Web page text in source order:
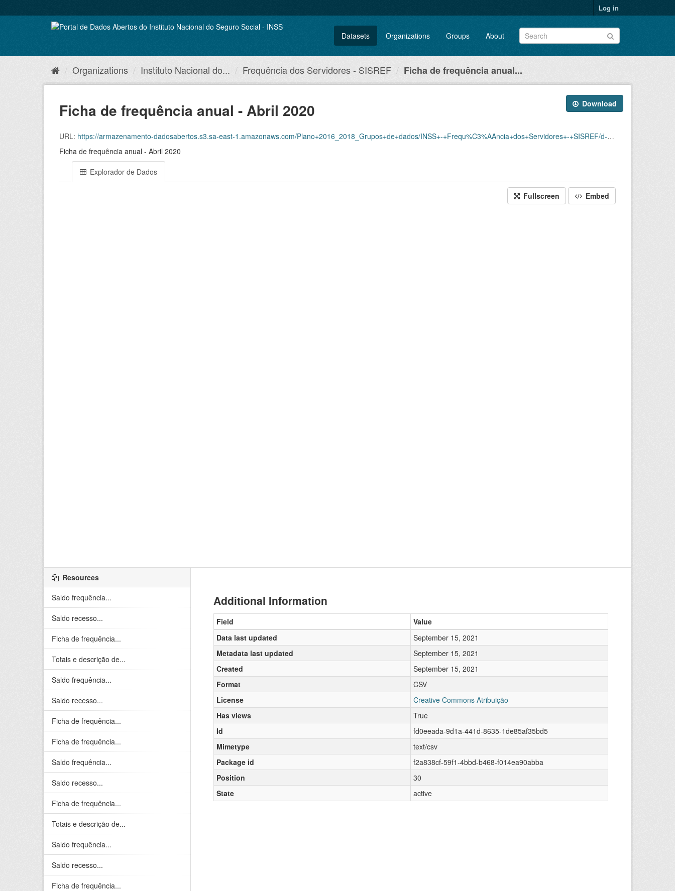
to
Log in
Datasets Organizations Groups About
Organizations Instituto Nacional do... Frequência dos Servidores - SISREF Ficha de frequência anual...
Download
Ficha de frequência anual - Abril 2020
URL: https://armazenamento-dadosabertos.s3.sa-east-1.amazonaws.com/Plano+2016_2018_Grupos+de+dados/INSS+-+Frequ%C3%AAncia+dos+Servidores+-+SISREF/d-srf-fqs-003-acsinss-202004.csv
Ficha de frequência anual - Abril 2020
Explorador de Dados
Fullscreen Embed
Resources
Saldo frequência...
Saldo recesso...
Ficha de frequência...
Totais e descrição de...
Saldo frequência...
Saldo recesso...
Ficha de frequência...
Ficha de frequência...
Saldo frequência...
Saldo recesso...
Ficha de frequência...
Totais e descrição de...
Saldo frequência...
Saldo recesso...
Ficha de frequência...
Additional Information
Field
Value
Data last updated
September 15, 2021
Metadata last updated
September 15, 2021
Created
September 15, 2021
Format
CSV
License
Creative Commons Atribuição
Has views
True
Id
fd0eeada-9d1a-441d-8635-1de85af35bd5
Mimetype
text/csv
Package id
f2a838cf-59f1-4bbd-b468-f014ea90abba
Position
30
State
active